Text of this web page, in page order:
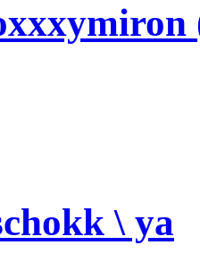
\ ya